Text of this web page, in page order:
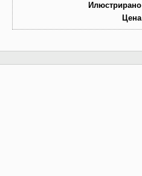
Илюстрирано
Цена